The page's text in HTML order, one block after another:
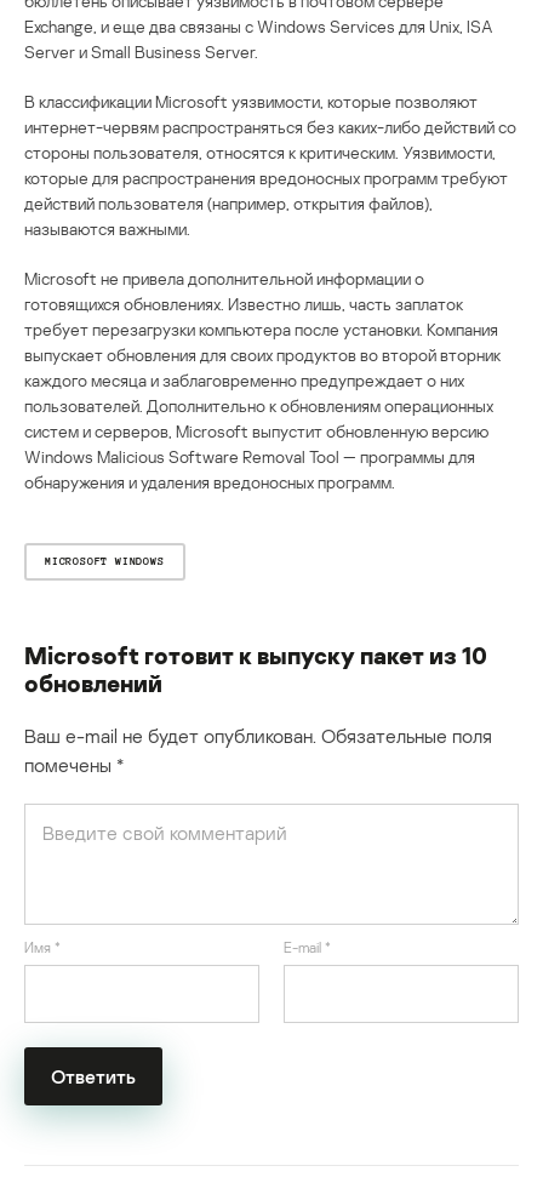
Exchange, и еще два связаны с Windows Services для Unix, ISA
Server и Small Business Server.
В классификации Microsoft уязвимости, которые позволяют
интернет-червям распространяться без каких-либо действий со
стороны пользователя, относятся к критическим. Уязвимости,
которые для распространения вредоносных программ требуют
действий пользователя (например, открытия файлов),
называются важными.
Microsoft не привела дополнительной информации о
готовящихся обновлениях. Известно лишь, часть заплаток
требует перезагрузки компьютера после установки. Компания
выпускает обновления для своих продуктов во второй вторник
каждого месяца и заблаговременно предупреждает о них
пользователей. Дополнительно к обновлениям операционных
систем и серверов, Microsoft выпустит обновленную версию
Windows Malicious Software Removal Tool — программы для
обнаружения и удаления вредоносных программ.
MICROSOFT WINDOWS
Microsoft готовит к выпуску пакет из 10
обновлений
Ваш e-mail не будет опубликован. Обязательные поля
помечены *
Имя * E-mail *